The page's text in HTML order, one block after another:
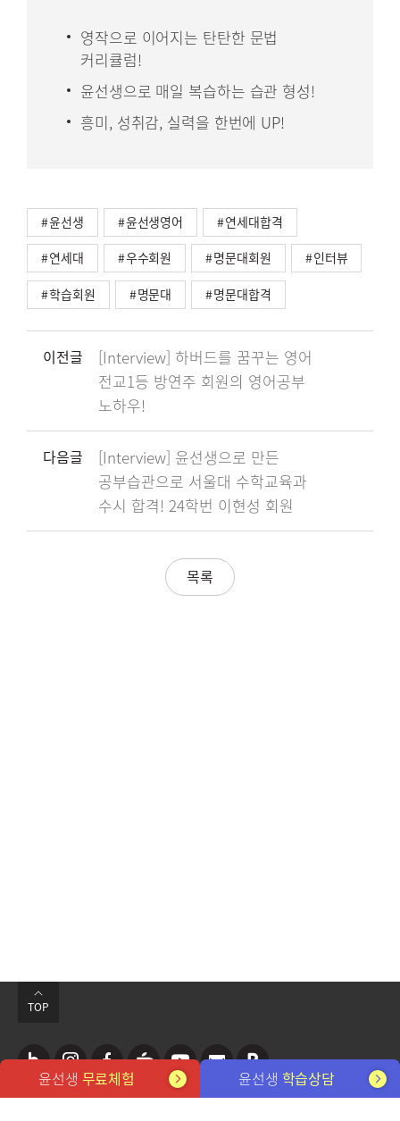
영작으로 이어지는 탄탄한 문법
커리큘럼!
윤선생으로 매일 복습하는 습관 형성!
흥미, 성취감, 실력을 한번에 UP!
윤선생 윤선생영어 연세대합격
연세대 우수회원 명문대회원 인터뷰
학습회원 명문대 명문대합격
이전글
[Interview] 하버드를 꿈꾸는 영어
전교1등 방연주 회원의 영어공부
노하우!
다음글
[Interview] 윤선생으로 만든
공부습관으로 서울대 수학교육과
수시 합격! 24학번 이현성 회원
목록
윤선생 무료체험 윤선생 학습상담
네
인
페
유
포
TOP